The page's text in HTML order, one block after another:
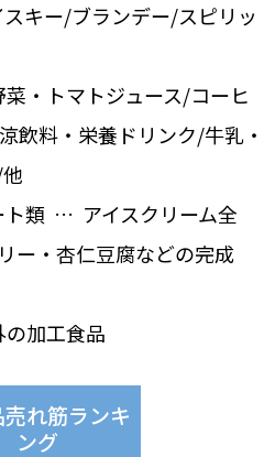
キー/ブランデー/スピリッ
・トマトジュース/コーヒ
飲料・栄養ドリンク/牛乳・
類 … アイスクリーム全
ー・杏仁豆腐などの完成
加工食品
れ筋ランキ
ング